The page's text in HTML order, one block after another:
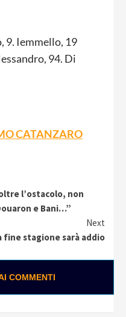
9. Iemmello, 19
94. Di
CATANZARO
l’ostacolo, non
e Bani…”
Next
fine stagione sarà addio
COMMENTI